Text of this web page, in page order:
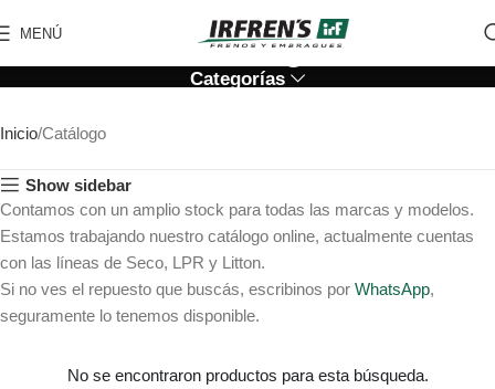
MENÚ Catálogo
Categorías
Inicio Catálogo
Show sidebar
Contamos con un amplio stock para todas las marcas y modelos.
Estamos trabajando nuestro catálogo online, actualmente cuentas
con las líneas de Seco, LPR y Litton.
Si no ves el repuesto que buscás, escribinos por WhatsApp,
seguramente lo tenemos disponible.
No se encontraron productos para esta búsqueda.